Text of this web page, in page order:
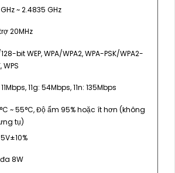
~ 2.4835 GHz
20MHz
bit WEP, WPA/WPA2, WPA-PSK/WPA2-
WPS
11Mbps, 11g: 54Mbps, 11n: 135Mbps
~ 55°C, Độ ẩm 95% hoặc ít hơn (không
tụ)
8W